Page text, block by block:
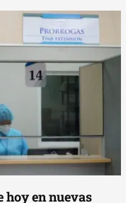
hoy en nuevas